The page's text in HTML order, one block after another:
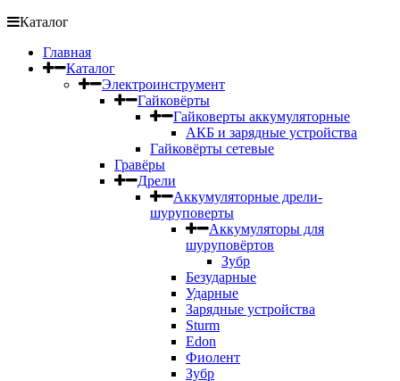
Каталог
Главная
Каталог
Электроинструмент
Гайковёрты
Гайковерты аккумуляторные
АКБ и зарядные устройства
Гайковёрты сетевые
Гравёры
Дрели
Аккумуляторные дрели-
шуруповерты
Аккумуляторы для
шуруповёртов
Зубр
Безударные
Ударные
Зарядные устройства
Sturm
Edon
Фиолент
Зубр